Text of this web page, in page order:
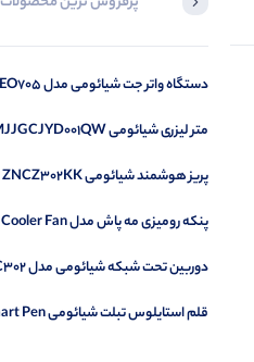
دستگاه واتر جت شیائومی مدل Water Flosser 2 MEO705
متر لیزری شیائومی Smart Laser Measure MJJGCJYD001QW
پریز هوشمند شیائومی Smart Plug 2 ZNCZ302KK
پنکه رومیزی مه پاش مدل Air Cooler Fan
دوربین تحت شبکه شیائومی مدل Xiaomi C302
قلم استایلوس تبلت شیائومی Redmi Smart Pen